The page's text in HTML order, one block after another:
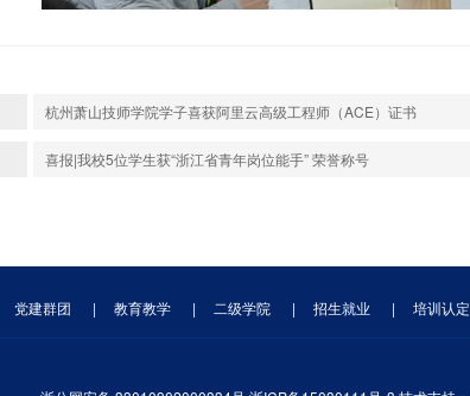
杭州萧山技师学院学子喜获阿里云高级工程师（ACE）证书
喜报|我校5位学生获“浙江省青年岗位能手” 荣誉称号
党建群团 | 教育教学 | 二级学院 | 招生就业 | 培训认定